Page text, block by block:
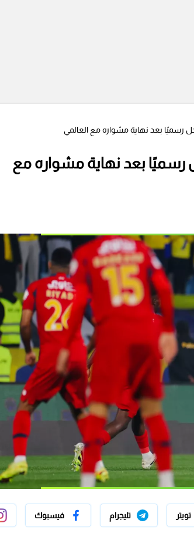
رسميًا بعد نهاية مشواره مع العالمي
رسميًا بعد نهاية مشواره مع
تويتر تليجرام فيسبوك